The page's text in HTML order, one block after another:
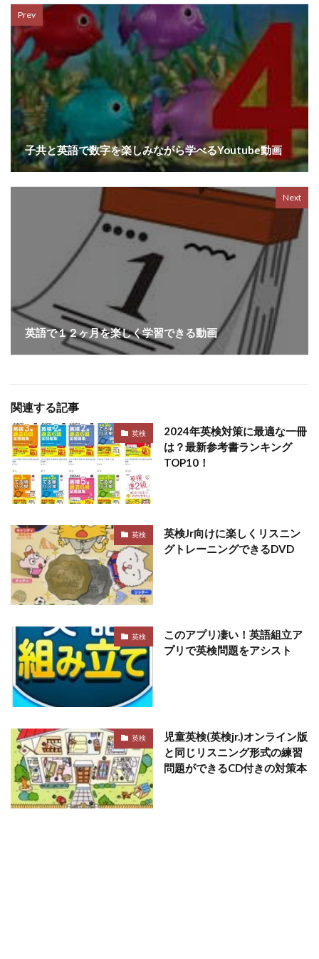
Prev
子共と英語で数字を楽しみながら学べるYoutube動画
Next
英語で１２ヶ月を楽しく学習できる動画
関連する記事
英検
2024年英検対策に最適な一冊
は？最新参考書ランキング
TOP10！
英検
英検Jr向けに楽しくリスニン
グトレーニングできるDVD
英検
このアプリ凄い！英語組立ア
プリで英検問題をアシスト
英検
児童英検(英検jr.)オンライン版
と同じリスニング形式の練習
問題ができるCD付きの対策本